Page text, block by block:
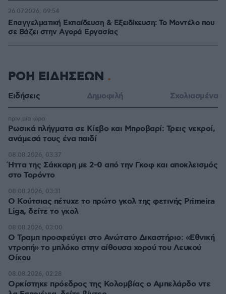
Επαγγελματική Εκπαίδευση & Εξειδίκευση: Το Mοντέλο που
σε Bάζει στην Aγορά Eργασίας
26.07.2026, 09:54
ΡΟΗ ΕΙΔΗΣΕΩΝ
Ειδήσεις Δημοφιλή Σχολιασμένα
Ρωσικά πλήγματα σε Κίεβο και Μπροβαρί: Τρεις νεκροί,
ανάμεσά τους ένα παιδί
πριν μία ώρα
Ήττα της Σάκκαρη με 2-0 από την Γκοφ και αποκλεισμός
στο Τορόντο
08.08.2026, 03:37
Ο Κούτσιας πέτυχε το πρώτο γκολ της φετινής Primeira
Liga, δείτε το γκολ
08.08.2026, 03:31
Ο Τραμπ προσφεύγει στο Ανώτατο Δικαστήριο: «Εθνική
ντροπή» το μπλόκο στην αίθουσα χορού του Λευκού
Οίκου
08.08.2026, 03:00
Ορκίστηκε πρόεδρος της Κολομβίας ο Αμπελάρδο ντε
08.08.2026, 02:28